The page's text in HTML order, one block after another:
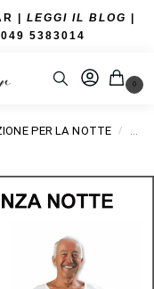
| LEGGI IL BLOG |
5383014
0
PER LA NOTTE /